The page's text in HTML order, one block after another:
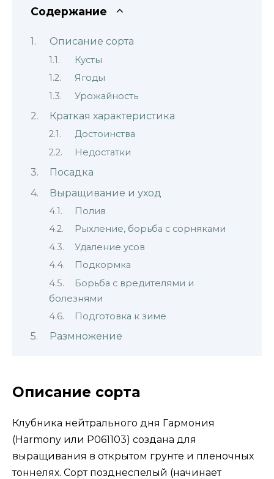
Содержание
Описание сорта
Кусты
Ягоды
Урожайность
Краткая характеристика
Достоинства
Недостатки
Посадка
Выращивание и уход
Полив
Рыхление, борьба с сорняками
Удаление усов
Подкормка
Борьба с вредителями и
болезнями
Подготовка к зиме
Размножение
Описание сорта
Клубника нейтрального дня Гармония
(Harmony или P061103) создана для
выращивания в открытом грунте и пленочных
тоннелях. Сорт позднеспелый (начинает